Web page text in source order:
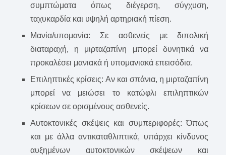
συμπτώματα όπως διέγερση, σύγχυση,
ταχυκαρδία και υψηλή αρτηριακή πίεση.
Μανία/υπομανία: Σε ασθενείς με διπολική
διαταραχή, η μιρταζαπίνη μπορεί δυνητικά να
προκαλέσει μανιακά ή υπομανιακά επεισόδια.
Επιληπτικές κρίσεις: Αν και σπάνια, η μιρταζαπίνη
μπορεί να μειώσει το κατώφλι επιληπτικών
κρίσεων σε ορισμένους ασθενείς.
Αυτοκτονικές σκέψεις και συμπεριφορές: Όπως
και με άλλα αντικαταθλιπτικά, υπάρχει κίνδυνος
αυξημένων αυτοκτονικών σκέψεων και